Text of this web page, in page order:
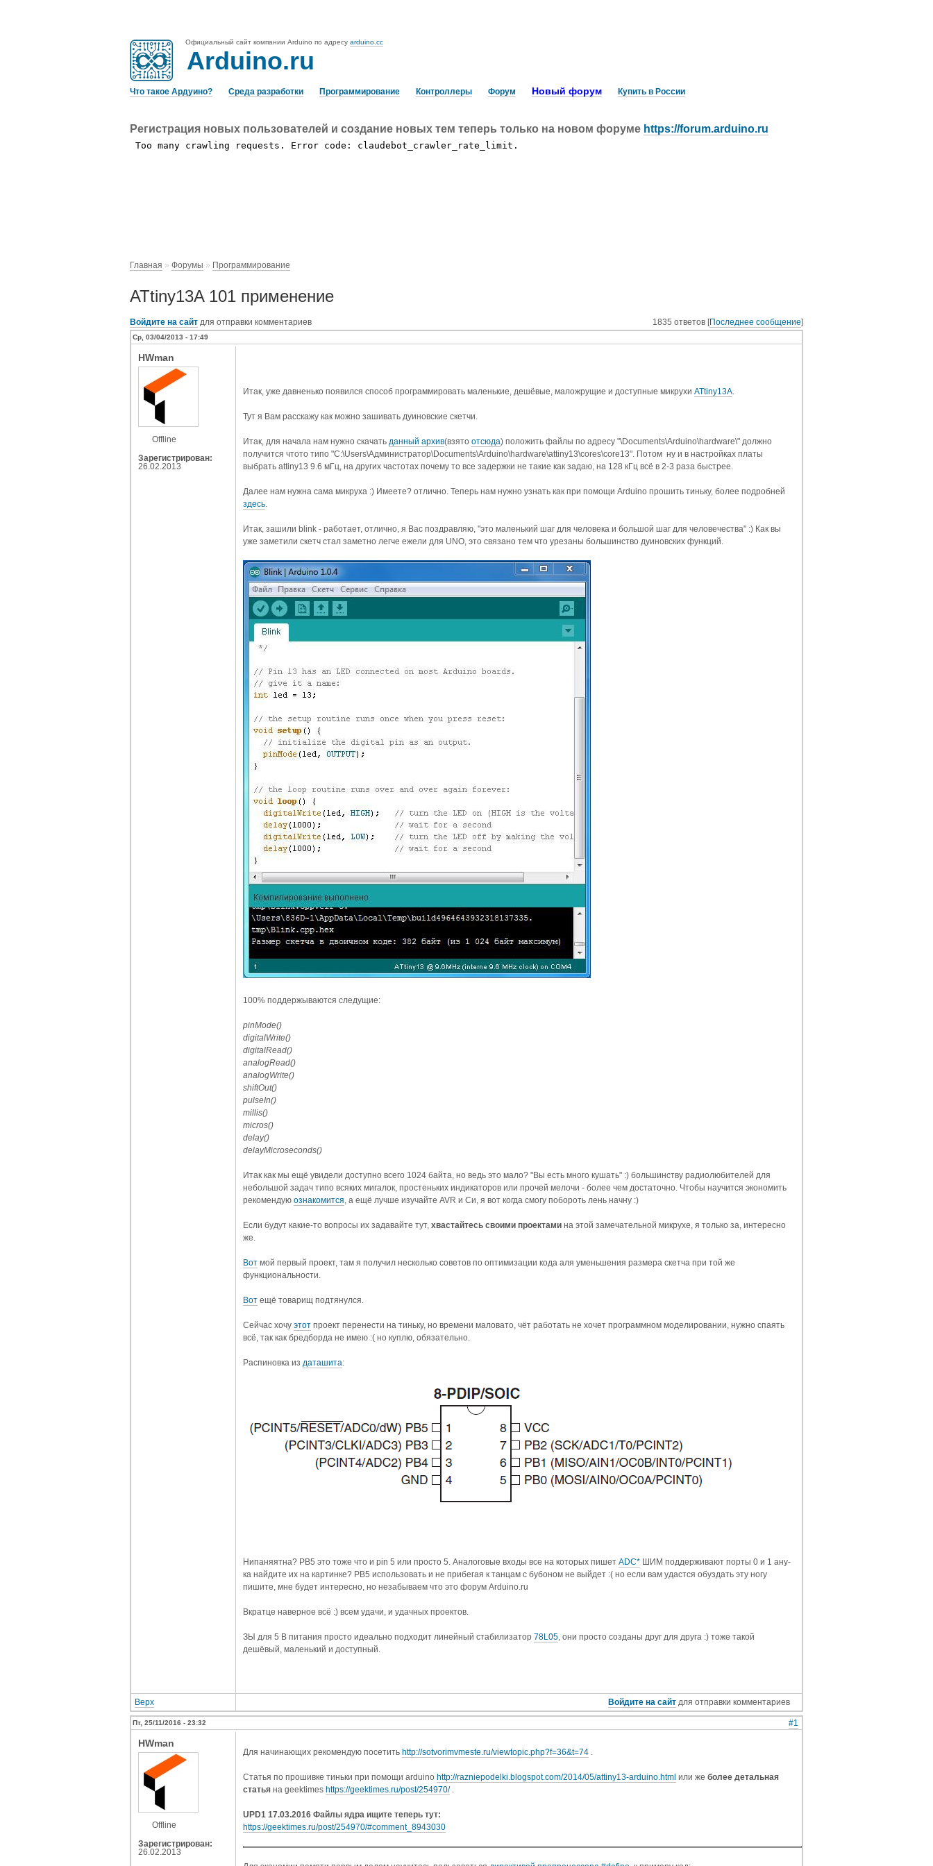
Официальный сайт компании Arduino по адресу arduino.cc
Arduino.ru
Что такое Ардуино? Среда разработки Программирование Контроллеры Форум Новый форум Купить в России
Регистрация новых пользователей и создание новых тем теперь только на новом форуме https://forum.arduino.ru
Главная » Форумы » Программирование
ATtiny13A 101 применение
Войдите на сайт для отправки комментариев 1835 ответов [Последнее сообщение]
Ср, 03/04/2013 - 17:49
HWman
Offline
Зарегистрирован:
26.02.2013
Итак, уже давненько появился способ программировать маленькие, дешёвые, маложрущие и доступные микрухи ATtiny13A
Тут я Вам расскажу как можно зашивать дуиновские скетчи.
Итак, для начала нам нужно скачать данный архив(взято отсюда) положить файлы по адресу "\Documents\Arduino\hardware\" должно
получится чтото типо "C:\Users\Администратор\Documents\Arduino\hardware\attiny13\cores\core13". Потом ну и в настройках платы
выбрать attiny13 9.6 мГц, на других частотах почему то все задержки не такие как задаю, на 128 кГц всё в 2-3 раза быстрее.
Далее нам нужна сама микруха :) Имеете? отлично. Теперь нам нужно узнать как при помощи Arduino прошить тиньку, более подробней
здесь
Итак, зашили blink - работает, отлично, я Вас поздравляю, "это маленький шаг для человека и большой шаг для человечества" :) Как вы
уже заметили скетч стал заметно легче ежели для UNO, это связано тем что урезаны большинство дуиновских функций.
100% поддержываются следущие:
pinMode()
digitalWrite()
digitalRead()
analogRead()
analogWrite()
shiftOut()
pulseIn()
millis()
micros()
delay()
delayMicroseconds()
Итак как мы ещё увидели доступно всего 1024 байта, но ведь это мало? "Вы есть много кушать" :) большинству радиолюбителей для
небольшой задач типо всяких мигалок, простеньких индикаторов или прочей мелочи - более чем достаточно. Чтобы научится экономить
рекомендую ознакомится , а ещё лучше изучайте AVR и Cи, я вот когда смогу побороть лень начну :)
Если будут какие-то вопросы их задавайте тут, хвастайтесь своими проектами на этой замечательной микрухе, я только за, интересно
же.
Вот мой первый проект, там я получил несколько советов по оптимизации кода аля уменьшения размера скетча при той же
функциональности.
Вот ещё товарищ подтянулся.
Сейчас хочу этот проект перенести на тиньку, но времени маловато, чёт работать не хочет программном моделировании, нужно спаять
всё, так как бредборда не имею :( но куплю, обязательно.
Распиновка из даташита:
Нипаняятна? PB5 это тоже что и pin 5 или просто 5. Аналоговые входы все на которых пишет ADC* ШИМ поддерживают порты 0 и 1 ану-
ка найдите их на картинке? PB5 использовать и не прибегая к танцам с бубоном не выйдет :( но если вам удастся обуздать эту ногу
пишите, мне будет интересно, но незабываем что это форум Arduino.ru
Вкратце наверное всё :) всем удачи, и удачных проектов.
ЗЫ для 5 В питания просто идеально подходит линейный стабилизатор 78L05 , они просто созданы друг для друга :) тоже такой
дешёвый, маленький и доступный.
Верх Войдите на сайт для отправки комментариев
Пт, 25/11/2016 - 23:32 #1
HWman
Offline
Зарегистрирован:
26.02.2013
Для начинающих рекомендую посетить http://sotvorimvmeste.ru/viewtopic.php?f=36&t=74
Статья по прошивке тиньки при помощи arduino http://razniepodelki.blogspot.com/2014/05/attiny13-arduino.html или же более детальная
статья на geektimes https://geektimes.ru/post/254970/.
UPD1 17.03.2016 Файлы ядра ищите теперь тут:
https://geektimes.ru/post/254970/#comment_8943030